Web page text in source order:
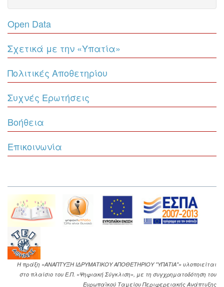
Open Data
Σχετικά με την «Υπατία»
Πολιτικές Αποθετηρίου
Συχνές Ερωτήσεις
Βοήθεια
Επικοινωνία
Η πράξη «ΑΝΑΠΤΥΞΗ ΙΔΡΥΜΑΤΙΚΟΥ ΑΠΟΘΕΤΗΡΙΟΥ "ΥΠΑΤΙΑ"» υλοποιείται
στο πλαίσιο του Ε.Π. «Ψηφιακή Σύγκλιση», με τη συγχρηματοδότηση του
Ευρωπαϊκού Ταμείου Περιφερειακής Ανάπτυξης